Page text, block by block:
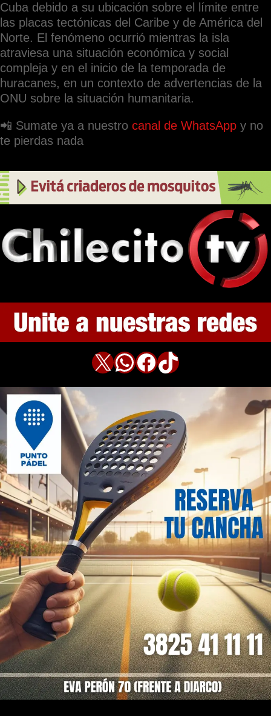
Cuba debido a su ubicación sobre el límite entre
las placas tectónicas del Caribe y de América del
Norte. El fenómeno ocurrió mientras la isla
atraviesa una situación económica y social
compleja y en el inicio de la temporada de
huracanes, en un contexto de advertencias de la
ONU sobre la situación humanitaria.
📲 Sumate ya a nuestro canal de WhatsApp y no
te pierdas nada
X WhatsApp Facebook TikTok